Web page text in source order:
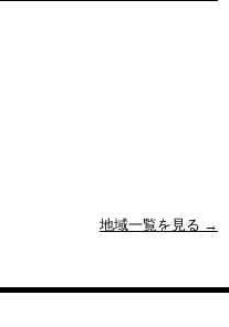
地域一覧を見る →